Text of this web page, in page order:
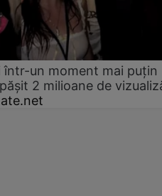
într-un moment mai puțin
2 milioane de